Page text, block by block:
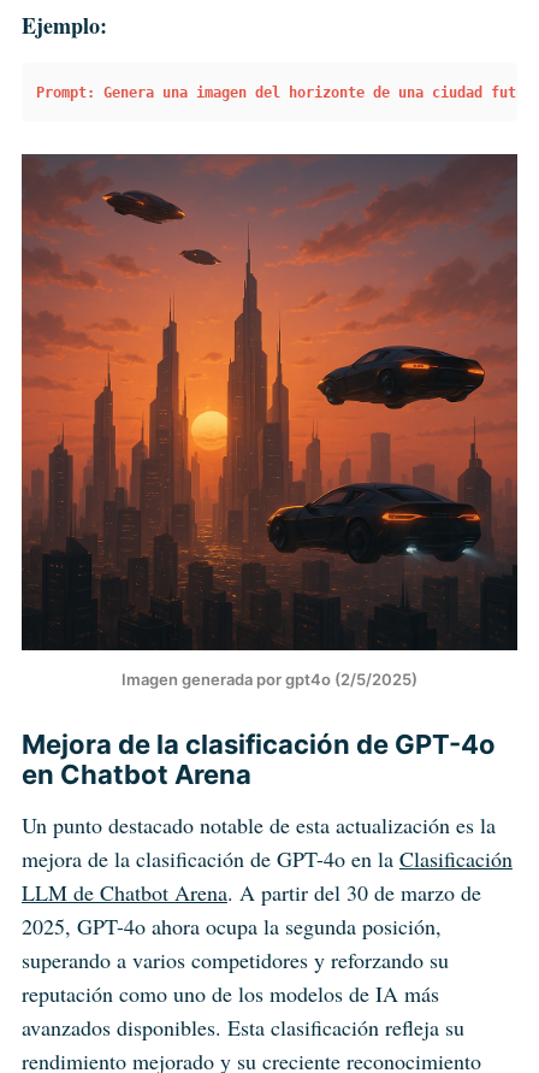
Ejemplo:
Prompt: Genera una imagen del horizonte de una ciudad
Imagen generada por gpt4o (2/5/2025)
Mejora de la clasificación de GPT-4o
en Chatbot Arena
Un punto destacado notable de esta actualización es la
mejora de la clasificación de GPT-4o en la Clasificación
LLM de Chatbot Arena. A partir del 30 de marzo de
2025, GPT-4o ahora ocupa la segunda posición,
superando a varios competidores y reforzando su
reputación como uno de los modelos de IA más
avanzados disponibles. Esta clasificación refleja su
rendimiento mejorado y su creciente reconocimiento